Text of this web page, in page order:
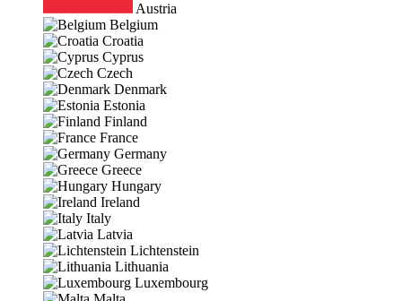
Austria
Belgium
Croatia
Cyprus
Czech
Denmark
Estonia
Finland
France
Germany
Greece
Hungary
Ireland
Italy
Latvia
Lichtenstein
Lithuania
Luxembourg